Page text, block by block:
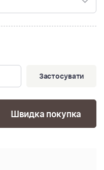
Застосувати
Швидка покупка